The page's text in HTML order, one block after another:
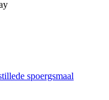
spoergsmaal